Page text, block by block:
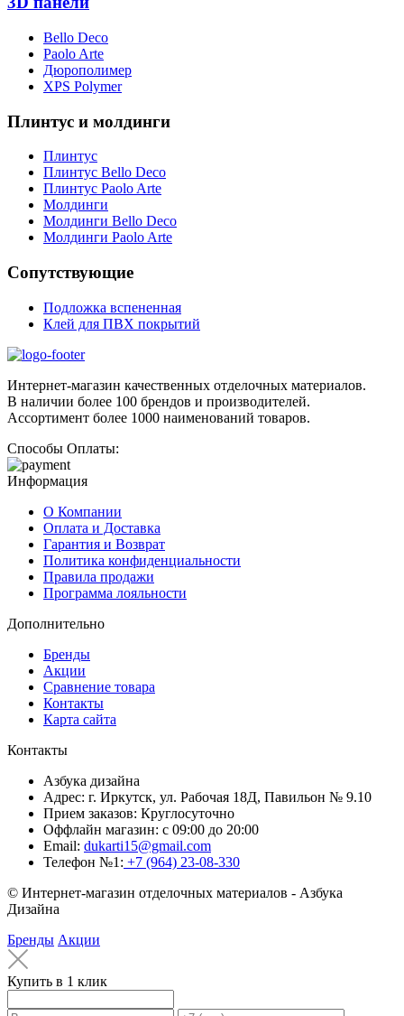
Bello Deco
Paolo Arte
Дюрополимер
XPS Polymer
Плинтус и молдинги
Плинтус
Плинтус Bello Deco
Плинтус Paolo Arte
Молдинги
Молдинги Bello Deco
Молдинги Paolo Arte
Сопутствующие
Подложка вспененная
Клей для ПВХ покрытий
Интернет-магазин качественных отделочных материалов.
В наличии более 100 брендов и производителей.
Ассортимент более 1000 наименований товаров.
Способы Оплаты:
Информация
О Компании
Оплата и Доставка
Гарантия и Возврат
Политика конфиденциальности
Правила продажи
Программа лояльности
Дополнительно
Бренды
Акции
Сравнение товара
Контакты
Карта сайта
Контакты
Азбука дизайна
Адрес: г. Иркутск, ул. Рабочая 18Д, Павильон № 9.10
Прием заказов: Круглосуточно
Оффлайн магазин: с 09:00 до 20:00
Email: dukarti15@gmail.com
Телефон №1: +7 (964) 23-08-330
© Интернет-магазин отделочных материалов - Азбука
Дизайна
Бренды Акции
Купить в 1 клик